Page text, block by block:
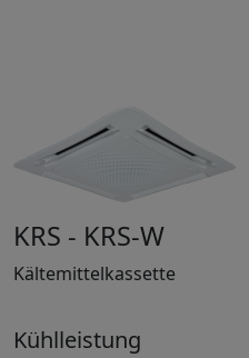
KRS - KRS-W
Kältemittelkassette
Kühlleistung